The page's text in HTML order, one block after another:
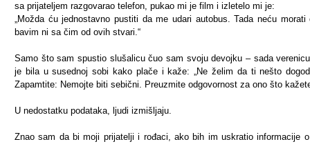
sa prijateljem razgovarao telefon, pukao mi je film i izletelo mi je:
„Možda ću jednostavno pustiti da me udari autobus. Tada neću morati
bavim ni sa čim od ovih stvari.“
Samo što sam spustio slušalicu čuo sam svoju devojku – sada
je bila u susednoj sobi kako plače i kaže: „Ne želim da ti nešto
Zapamtite: Nemojte biti sebični. Preuzmite odgovornost za ono što
U nedostatku podataka, ljudi izmišljaju.
Znao sam da bi moji prijatelji i rođaci, ako bih im uskratio informacije